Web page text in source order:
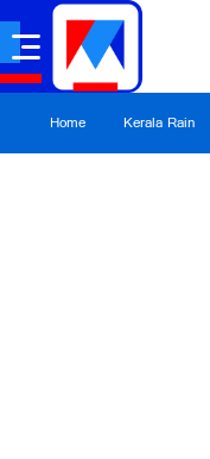
Home Kerala Rain